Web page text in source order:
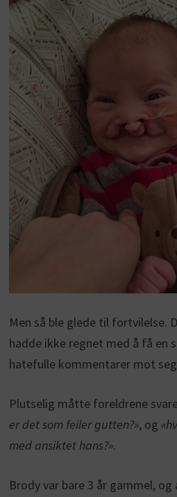
Men så ble glede til fortvilelse.
hadde ikke regnet med å få en
hatefulle kommentarer mot
Plutselig måtte foreldrene
er det som feiler gutten?», og
med ansiktet hans?».
Brody var bare 3 år gammel,